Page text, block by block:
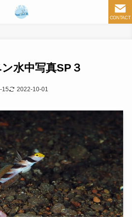
CONTACT
ン水中写真SP３
15 2022-10-01